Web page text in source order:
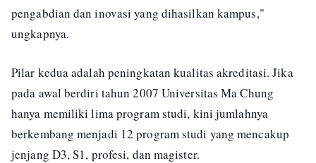
pengabdian dan inovasi yang dihasilkan kampus,"
ungkapnya.
Pilar kedua adalah peningkatan kualitas akreditasi. Jika
pada awal berdiri tahun 2007 Universitas Ma Chung
hanya memiliki lima program studi, kini jumlahnya
berkembang menjadi 12 program studi yang mencakup
jenjang D3, S1, profesi, dan magister.